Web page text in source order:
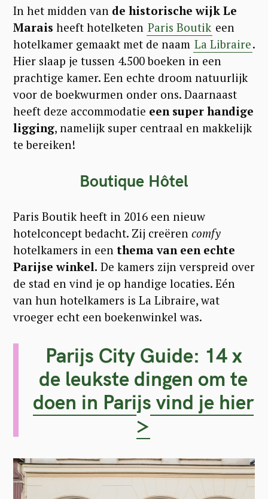
In het midden van de historische wijk Le
Marais heeft hotelketen Paris Boutik een
hotelkamer gemaakt met de naam La Libraire.
Hier slaap je tussen 4.500 boeken in een
prachtige kamer. Een echte droom natuurlijk
voor de boekwurmen onder ons. Daarnaast
heeft deze accommodatie een super handige
ligging, namelijk super centraal en makkelijk
te bereiken!
Boutique Hôtel
Paris Boutik heeft in 2016 een nieuw
hotelconcept bedacht. Zij creëren comfy
hotelkamers in een thema van een echte
Parijse winkel. De kamers zijn verspreid over
de stad en vind je op handige locaties. Eén
van hun hotelkamers is La Libraire, wat
vroeger echt een boekenwinkel was.
Parijs City Guide: 14 x
de leukste dingen om te
doen in Parijs vind je hier
>